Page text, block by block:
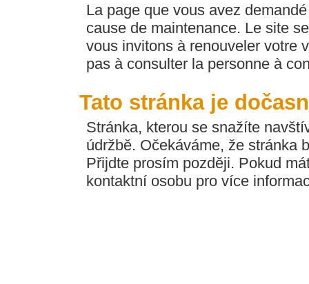
La page que vous avez
cause de maintenance. Le site
vous invitons à renouveler votre
pas à consulter la personne à
Tato stránka je
Stránka, kterou se snažíte
údržbě. Očekáváme, že stránka
Přijdte prosím později. Pokud
kontaktní osobu pro více